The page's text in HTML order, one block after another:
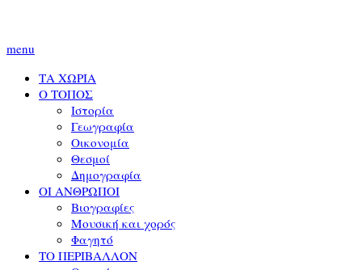
menu
ΤΑ ΧΩΡΙΑ
Ο ΤΟΠΟΣ
Ιστορία
Γεωγραφία
Οικονομία
Θεσμοί
Δημογραφία
ΟΙ ΑΝΘΡΩΠΟΙ
Βιογραφίες
Μουσική και χορός
Φαγητό
ΤΟ ΠΕΡΙΒΑΛΛΟΝ